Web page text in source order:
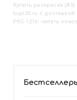
Купить Раскраска
kupi35.ru с
РКС-1216: читать